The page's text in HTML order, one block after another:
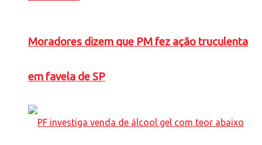
Moradores dizem que PM fez ação truculenta
em favela de SP